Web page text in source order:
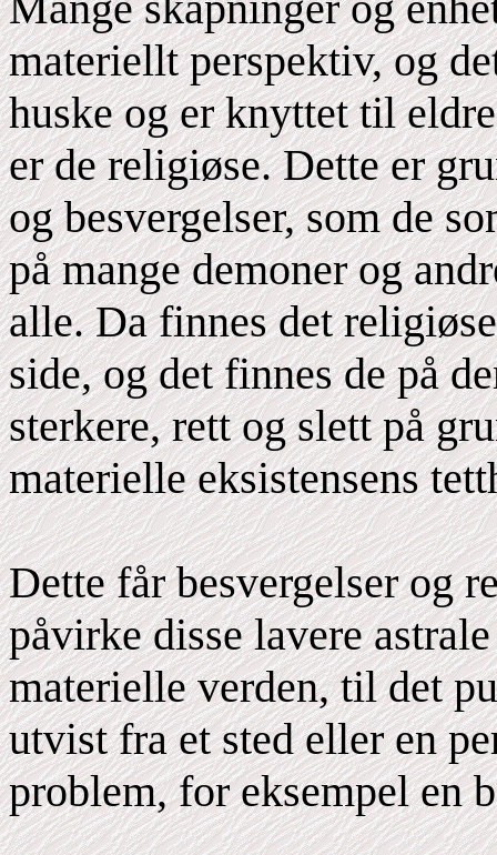
materiellt perspektiv, og
huske og er knyttet til
er de religiøse. Dette er
og besvergelser, som de
på mange demoner og
alle. Da finnes det
side, og det finnes de på
sterkere, rett og slett på
materielle eksistensens
Dette får besvergelser og
påvirke disse lavere
materielle verden, til det
utvist fra et sted eller en
problem, for eksempel en